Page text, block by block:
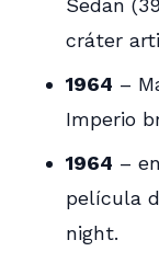
Sedan
cráter
1964 –
Imperio
1964 –
película
night.